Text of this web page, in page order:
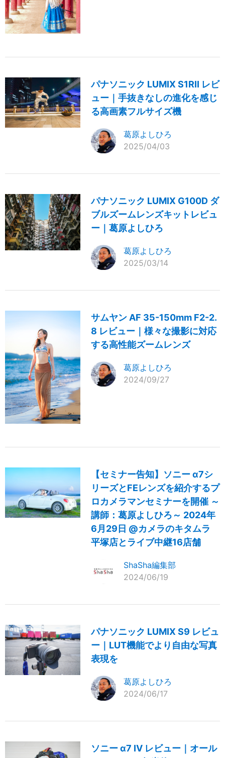
パナソニック LUMIX S1RII レビ
ュー｜手抜きなしの進化を感じ
る高画素フルサイズ機
葛原よしひろ
2025/04/03
パナソニック LUMIX G100D ダ
ブルズームレンズキットレビュ
ー｜葛原よしひろ
葛原よしひろ
2025/03/14
サムヤン AF 35-150mm F2-2.
8 レビュー｜様々な撮影に対応
する高性能ズームレンズ
葛原よしひろ
2024/09/27
【セミナー告知】ソニー α7シ
リーズとFEレンズを紹介するプ
ロカメラマンセミナーを開催 ～
講師：葛原よしひろ～ 2024年
6月29日 @カメラのキタムラ
平塚店とライブ中継16店舗
ShaSha編集部
2024/06/19
パナソニック LUMIX S9 レビュ
ー｜LUT機能でより自由な写真
表現を
葛原よしひろ
2024/06/17
ソニー α7 IV レビュー｜オール